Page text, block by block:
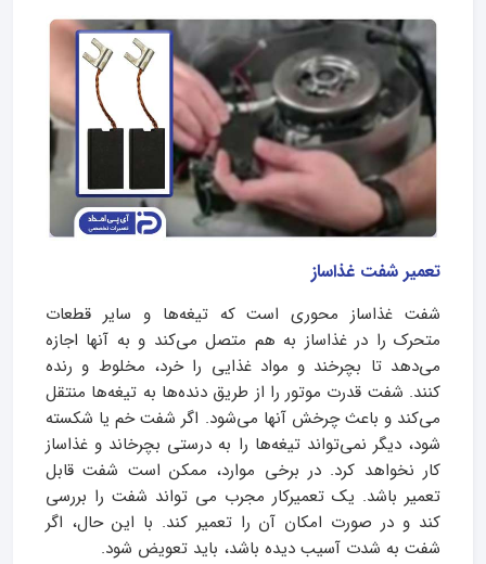
تعمیر شفت غذاساز
شفت غذاساز محوری است که تیغه‌ها و سایر قطعات
متحرک را در غذاساز به هم متصل می‌کند و به آنها اجازه
می‌دهد تا بچرخند و مواد غذایی را خرد، مخلوط و رنده
کنند. شفت قدرت موتور را از طریق دنده‌ها به تیغه‌ها منتقل
می‌کند و باعث چرخش آنها می‌شود. اگر شفت خم یا شکسته
شود، دیگر نمی‌تواند تیغه‌ها را به درستی بچرخاند و غذاساز
کار نخواهد کرد. در برخی موارد، ممکن است شفت قابل
تعمیر باشد. یک تعمیرکار مجرب می تواند شفت را بررسی
کند و در صورت امکان آن را تعمیر کند. با این حال، اگر
شفت به شدت آسیب دیده باشد، باید تعویض شود.